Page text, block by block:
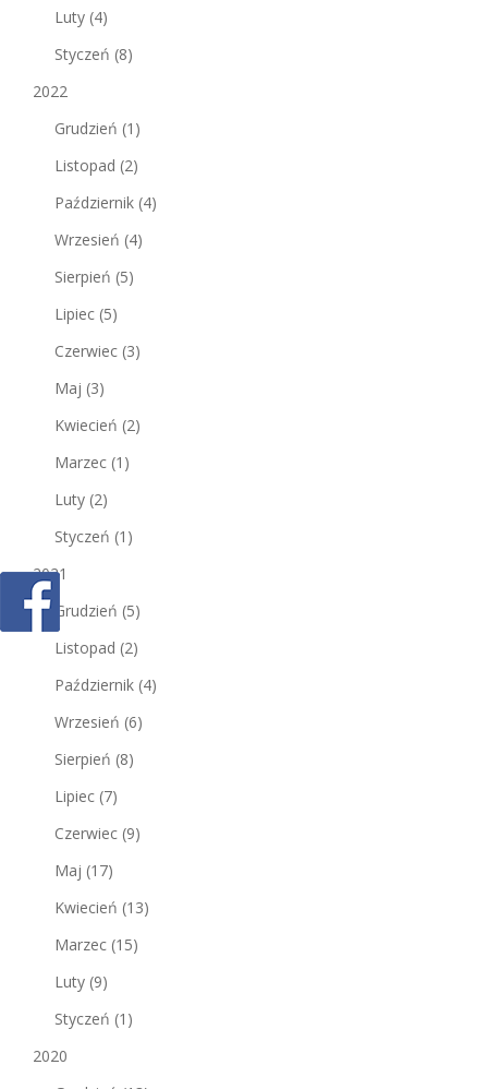
Luty (4)
Styczeń (8)
2022
Grudzień (1)
Listopad (2)
Październik (4)
Wrzesień (4)
Sierpień (5)
Lipiec (5)
Czerwiec (3)
Maj (3)
Kwiecień (2)
Marzec (1)
Luty (2)
Styczeń (1)
2021
Grudzień (5)
Listopad (2)
Październik (4)
Wrzesień (6)
Sierpień (8)
Lipiec (7)
Czerwiec (9)
Maj (17)
Kwiecień (13)
Marzec (15)
Luty (9)
Styczeń (1)
2020